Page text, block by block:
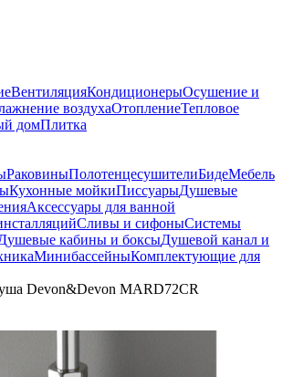
ВентиляцияКондиционерыОсушение и
воздухаОтоплениеТепловое
домПлитка
РаковиныПолотенцесушителиБидеМебель
Кухонные мойкиПиссуарыДушевые
Аксессуары для ванной
Сливы и сифоныСистемы
кабины и боксыДушевой канал и
МинибассейныКомплектующие для
Devon&Devon MARD72CR